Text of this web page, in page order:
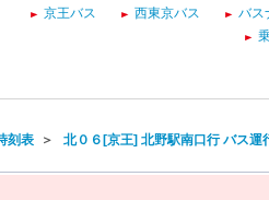
京王バス 西東京バス バス
刻表＞ 北０６[京王] 北野駅南口行 バス運